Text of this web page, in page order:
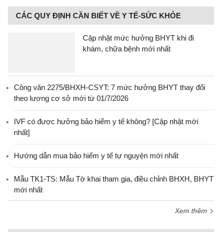
CÁC QUY ĐỊNH CẦN BIẾT VỀ Y TẾ-SỨC KHỎE
Cập nhật mức hưởng BHYT khi đi
khám, chữa bệnh mới nhất
Công văn 2275/BHXH-CSYT: 7 mức hưởng BHYT thay đổi
theo lương cơ sở mới từ 01/7/2026
IVF có được hưởng bảo hiểm y tế không? [Cập nhật mới
nhất]
Hướng dẫn mua bảo hiểm y tế tự nguyện mới nhất
Mẫu TK1-TS: Mẫu Tờ khai tham gia, điều chỉnh BHXH, BHYT
mới nhất
Xem thêm